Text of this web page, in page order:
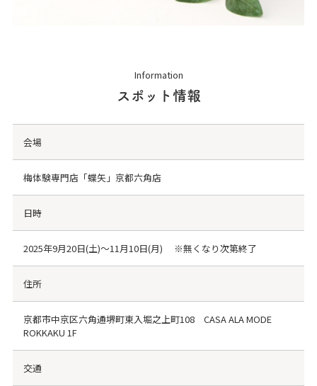
Information
スポット情報
会場
梅体験専門店「蝶矢」京都六角店
日時
2025年9月20日(土)～11月10日(月) ※無くなり次第終了
住所
京都市中京区六角通堺町東入堀之上町108 CASA ALA MODE
ROKKAKU 1F
交通